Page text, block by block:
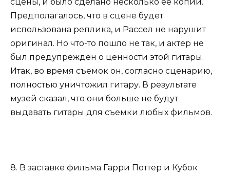
Предполагалось, что в сцене будет
использована реплика, и Рассел не нарушит
оригинал. Но что-то пошло не так, и актер не
был предупрежден о ценности этой гитары.
Итак, во время съемок он, согласно сценарию,
полностью уничтожил гитару. В результате
музей сказал, что они больше не будут
выдавать гитары для съемки любых фильмов.
8. В заставке фильма Гарри Поттер и Кубок